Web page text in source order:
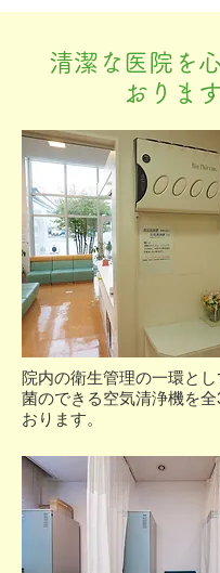
清潔な医院を
おります
院内の衛生管理の一環と
菌のできる空気清浄機を
おります。